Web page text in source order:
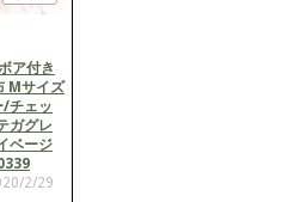
ア付き
Mサイズ
/チェッ
ガグレ
ベージ
2/29